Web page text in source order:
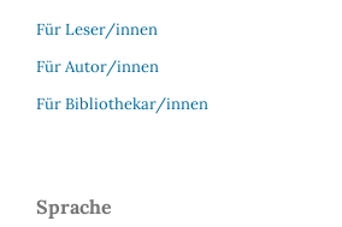
Für Leser/innen
Für Autor/innen
Für Bibliothekar/innen
Sprache